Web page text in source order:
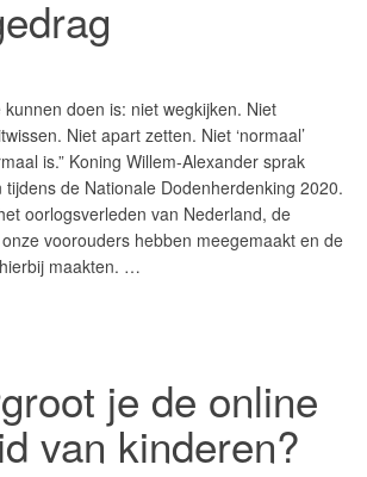
kunnen doen is: niet wegkijken. Niet
Niet apart zetten. Niet ‘normaal’
is.” Koning Willem-Alexander sprak
de Nationale Dodenherdenking 2020.
oorlogsverleden van Nederland, de
voorouders hebben meegemaakt en de
maakten. …
je de online
van kinderen?